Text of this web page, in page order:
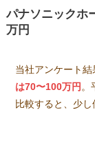
パナソニックホ
万円
当社アンケート
は70〜100万円 。
比較すると、少し